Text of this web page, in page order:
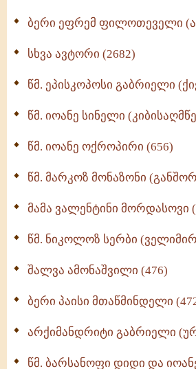
სულიერი ცხოვრების
ნაწილი II (369)
ბერი ეფრემ ფილოთეველი
სხვა ავტორი (2682)
წმ. ეპისკოპოსი გაბრიელი
წმ. იოანე სინელი
წმ. იოანე ოქროპირი (656)
წმ. მარკოზ მონაზონი
მამა ვალენტინი მორდასოვი
წმ. ნიკოლოზ სერბი
შალვა ამონაშვილი (476)
ბერი პაისი მთაწმინდელი
არქიმანდრიტი გაბრიელი
წმ. ბარსანოფი დიდი და